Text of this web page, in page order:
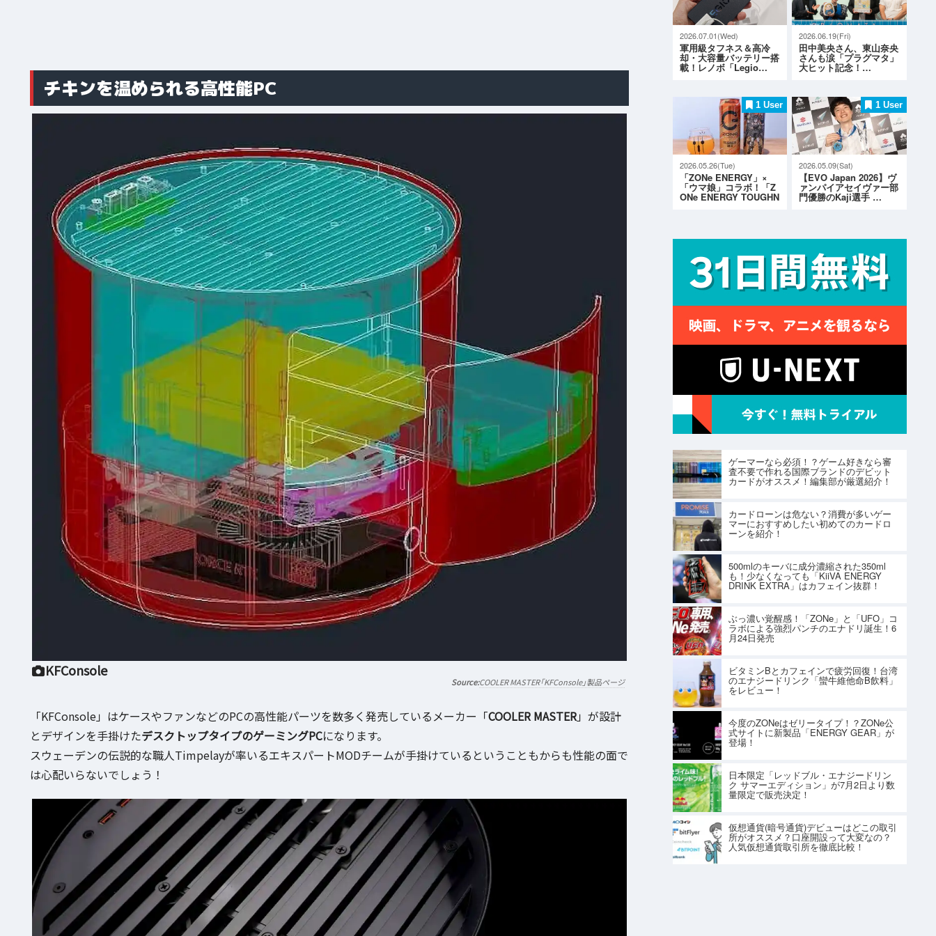
チキンを温められる高性能PC
KFConsole
COOLER MASTER「KFConsole」製品ページ
「KFConsole」はケースやファンなどのPCの高性能パーツを数多く発売しているメーカー「COOLER MASTER」が設計
とデザインを手掛けたデスクトップタイプのゲーミングPCになります。
スウェーデンの伝説的な職人Timpelayが率いるエキスパートMODチームが手掛けているということもからも性能の面で
は心配いらないでしょう！
2026.07.01(Wed)
軍用級タフネス＆高冷
却・大容量バッテリー搭
載！レノボ「Legio…
2026.06.19(Fri)
田中美央さん、東山奈央
さんも涙「プラグマタ」
大ヒット記念！…
1 User
2026.05.26(Tue)
「ZONe ENERGY」×
「ウマ娘」コラボ！「Z
ONe ENERGY TOUGHN
1 User
2026.05.09(Sat)
【EVO Japan 2026】ヴ
ァンパイアセイヴァー部
門優勝のKaji選手 …
ゲーマーなら必須！？ゲーム好きなら審
査不要で作れる国際ブランドのデビット
カードがオススメ！編集部が厳選紹介！
カードローンは危ない？消費が多いゲー
マーにおすすめしたい初めてのカードロ
ーンを紹介！
500mlのキーバに成分濃縮された350ml
も！少なくなっても「KiiVA ENERGY
DRINK EXTRA」はカフェイン抜群！
ぶっ濃い覚醒感！「ZONe」と「UFO」コ
ラボによる強烈パンチのエナドリ誕生！6
月24日発売
ビタミンBとカフェインで疲労回復！台湾
のエナジードリンク「蠻牛維他命B飲料」
をレビュー！
今度のZONeはゼリータイプ！？ZONe公
式サイトに新製品「ENERGY GEAR」が
登場！
日本限定「レッドブル・エナジードリン
ク サマーエディション」が7月2日より数
量限定で販売決定！
仮想通貨(暗号通貨)デビューはどこの取引
所がオススメ？口座開設って大変なの？
人気仮想通貨取引所を徹底比較！